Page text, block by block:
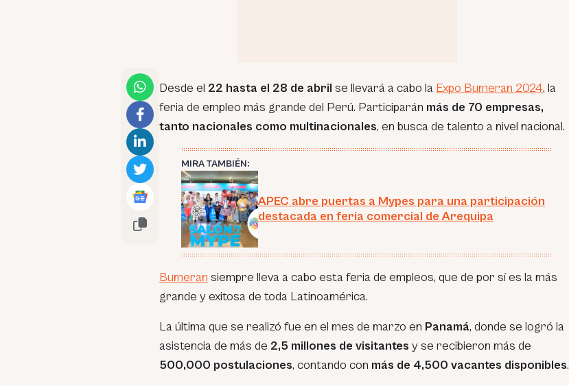
Desde el 22 hasta el 28 de abril se llevará a cabo la Expo Bumeran 2024, la
feria de empleo más grande del Perú. Participarán más de 70 empresas,
tanto nacionales como multinacionales, en busca de talento a nivel nacional.
MIRA TAMBIÉN:
APEC abre puertas a Mypes para una participación
destacada en feria comercial de Arequipa
Bumeran siempre lleva a cabo esta feria de empleos, que de por sí es la más
grande y exitosa de toda Latinoamérica.
La última que se realizó fue en el mes de marzo en Panamá, donde se logró la
asistencia de más de 2,5 millones de visitantes y se recibieron más de
500,000 postulaciones, contando con más de 4,500 vacantes disponibles.